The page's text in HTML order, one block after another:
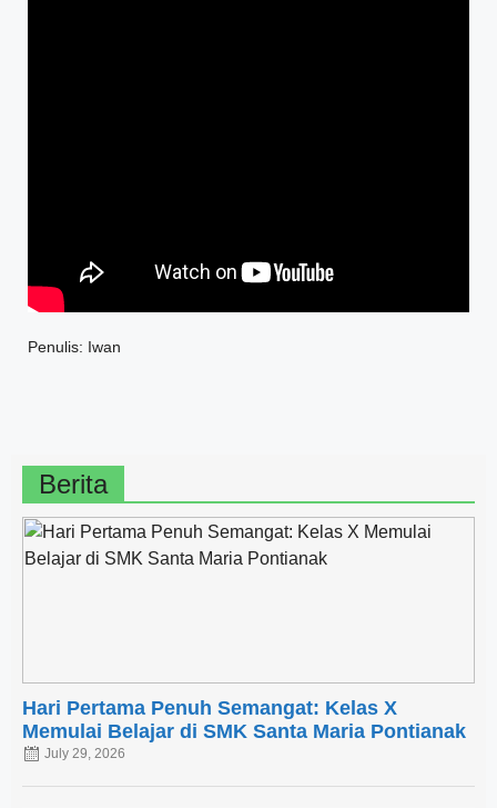
Penulis: Iwan
Berita
Hari Pertama Penuh Semangat: Kelas X
Memulai Belajar di SMK Santa Maria Pontianak
July 29, 2026